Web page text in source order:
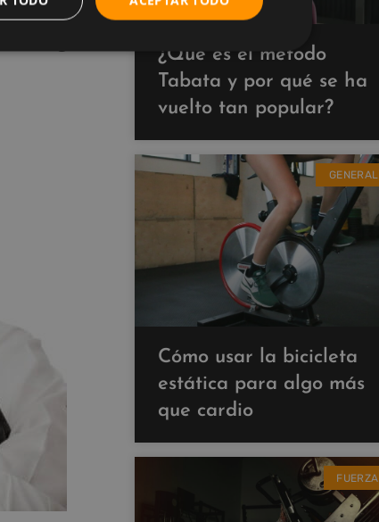
¿Qué es el método
Tabata y por qué se ha
vuelto tan popular?
GENERAL
Cómo usar la bicicleta
estática para algo más
que cardio
FUERZA